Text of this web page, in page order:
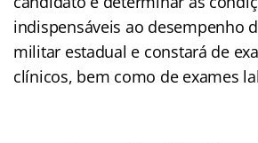
indispensáveis ao desempenho
militar estadual e constará de
clínicos, bem como de exames